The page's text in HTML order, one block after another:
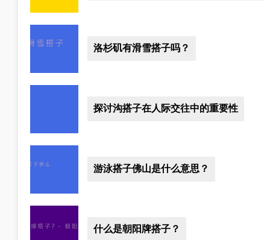
洛杉矶有滑雪搭子吗？
探讨沟搭子在人际交往中的重要性
游泳搭子佛山是什么意思？
什么是朝阳牌搭子？